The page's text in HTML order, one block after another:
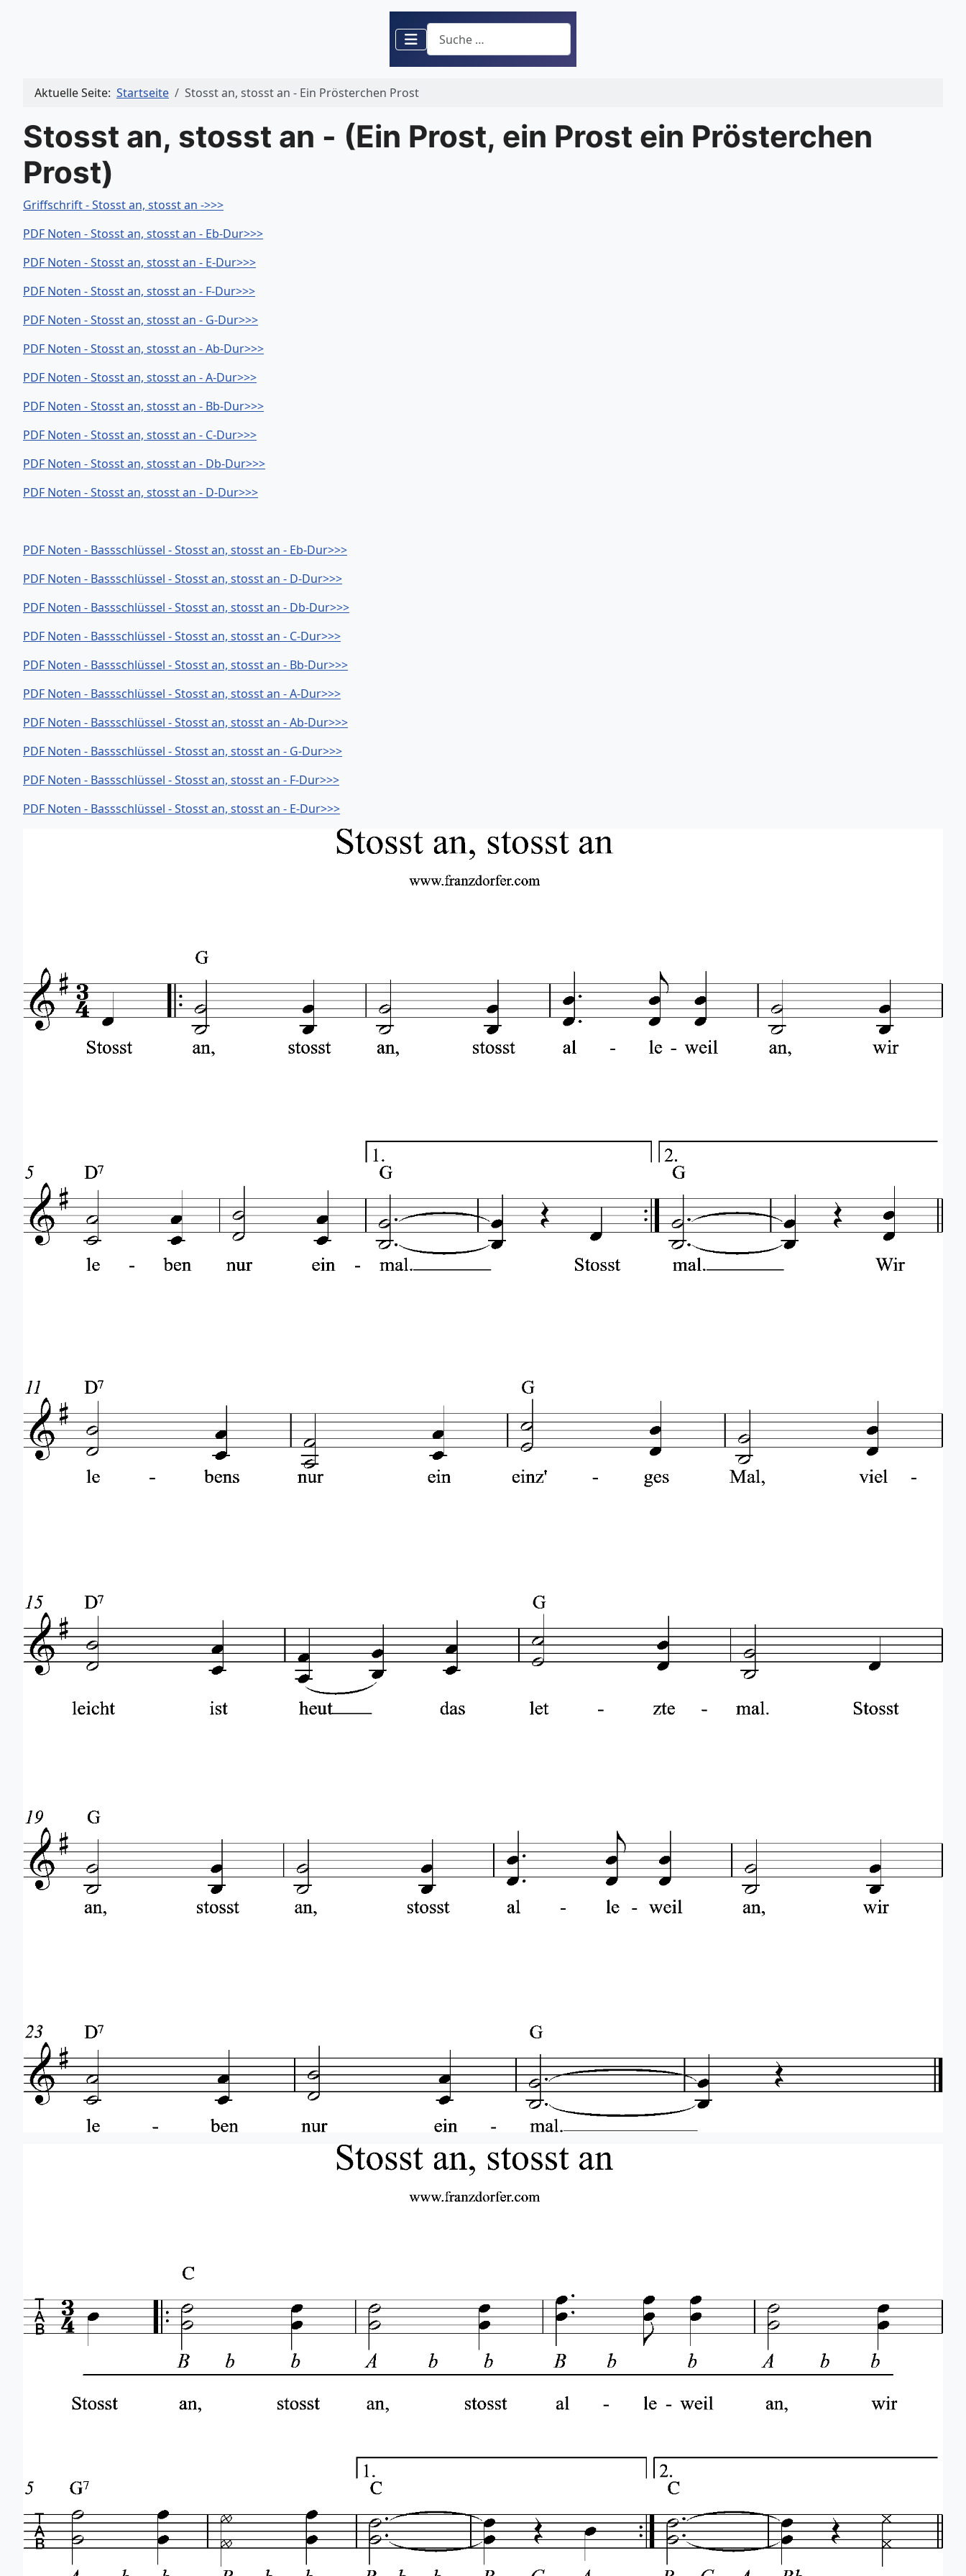
Suchen
Aktuelle Seite: Startseite Stosst an, stosst an - Ein Prösterchen Prost
Stosst an, stosst an - (Ein Prost, ein Prost ein Prösterchen
Prost)
Griffschrift - Stosst an, stosst an ->>>
PDF Noten - Stosst an, stosst an - Eb-Dur>>>
PDF Noten - Stosst an, stosst an - E-Dur>>>
PDF Noten - Stosst an, stosst an - F-Dur>>>
PDF Noten - Stosst an, stosst an - G-Dur>>>
PDF Noten - Stosst an, stosst an - Ab-Dur>>>
PDF Noten - Stosst an, stosst an - A-Dur>>>
PDF Noten - Stosst an, stosst an - Bb-Dur>>>
PDF Noten - Stosst an, stosst an - C-Dur>>>
PDF Noten - Stosst an, stosst an - Db-Dur>>>
PDF Noten - Stosst an, stosst an - D-Dur>>>
PDF Noten - Bassschlüssel - Stosst an, stosst an - Eb-Dur>>>
PDF Noten - Bassschlüssel - Stosst an, stosst an - D-Dur>>>
PDF Noten - Bassschlüssel - Stosst an, stosst an - Db-Dur>>>
PDF Noten - Bassschlüssel - Stosst an, stosst an - C-Dur>>>
PDF Noten - Bassschlüssel - Stosst an, stosst an - Bb-Dur>>>
PDF Noten - Bassschlüssel - Stosst an, stosst an - A-Dur>>>
PDF Noten - Bassschlüssel - Stosst an, stosst an - Ab-Dur>>>
PDF Noten - Bassschlüssel - Stosst an, stosst an - G-Dur>>>
PDF Noten - Bassschlüssel - Stosst an, stosst an - F-Dur>>>
PDF Noten - Bassschlüssel - Stosst an, stosst an - E-Dur>>>